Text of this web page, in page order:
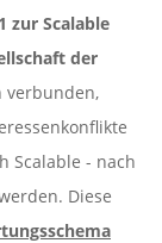
zur Scalable
der
verbunden,
Scalable - nach
Diese